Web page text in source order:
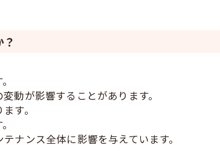
動が影響することがあります。
す。
ナンス全体に影響を与えています。